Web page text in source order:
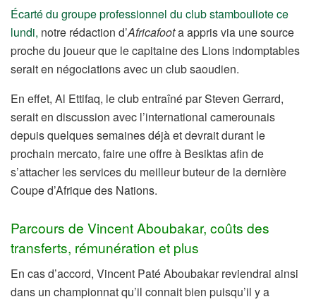
Écarté du groupe professionnel du club stambouliote ce
lundi, notre rédaction d’Africafoota appris via une source
proche du joueur que le capitaine des Lions indomptables
serait en négociations avec un club saoudien.
En effet, Al Ettifaq, le club entraîné par Steven Gerrard,
serait en discussion avec l’international camerounais
depuis quelques semaines déjà et devrait durant le
prochain mercato, faire une offre à Besiktas afin de
s’attacher les services du meilleur buteur de la dernière
Coupe d’Afrique des Nations.
Parcours de Vincent Aboubakar, coûts des
transferts, rémunération et plus
En cas d’accord, Vincent Paté Aboubakar reviendrai ainsi
dans un championnat qu’il connait bien puisqu’il y a